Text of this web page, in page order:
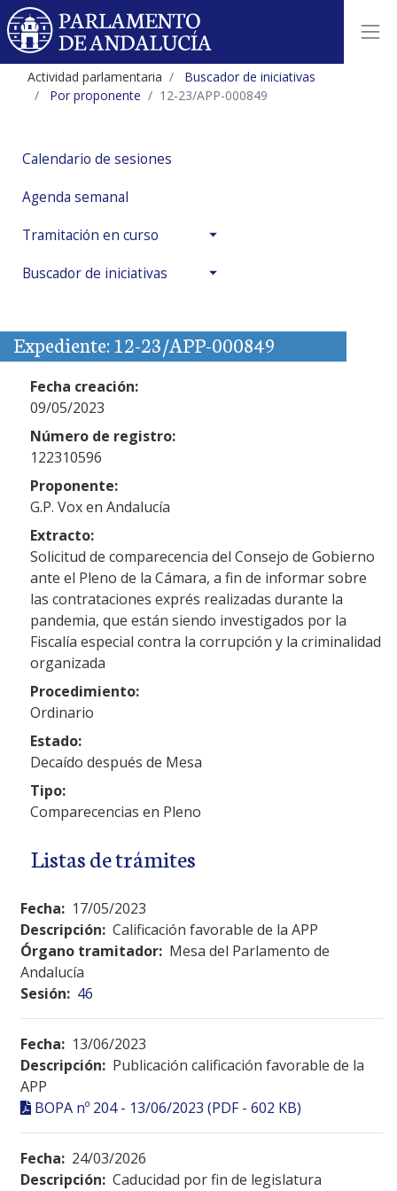
Actividad parlamentaria
Buscador de iniciativas
Por proponente
12-23/APP-000849
Calendario de sesiones
Agenda semanal
Tramitación en curso
Buscador de iniciativas
Expediente: 12-23/APP-000849
Fecha creación:
09/05/2023
Número de registro:
122310596
Proponente:
G.P. Vox en Andalucía
Extracto:
Solicitud de comparecencia del Consejo de Gobierno
ante el Pleno de la Cámara, a fin de informar sobre
las contrataciones exprés realizadas durante la
pandemia, que están siendo investigados por la
Fiscalía especial contra la corrupción y la criminalidad
organizada
Procedimiento:
Ordinario
Estado:
Decaído después de Mesa
Tipo:
Comparecencias en Pleno
Listas de trámites
Fecha: 17/05/2023
Descripción: Calificación favorable de la APP
Órgano tramitador: Mesa del Parlamento de
Andalucía
Sesión: 46
Fecha: 13/06/2023
Descripción: Publicación calificación favorable de la
APP
BOPA nº 204 - 13/06/2023 (PDF - 602 KB)
Fecha: 24/03/2026
Descripción: Caducidad por fin de legislatura